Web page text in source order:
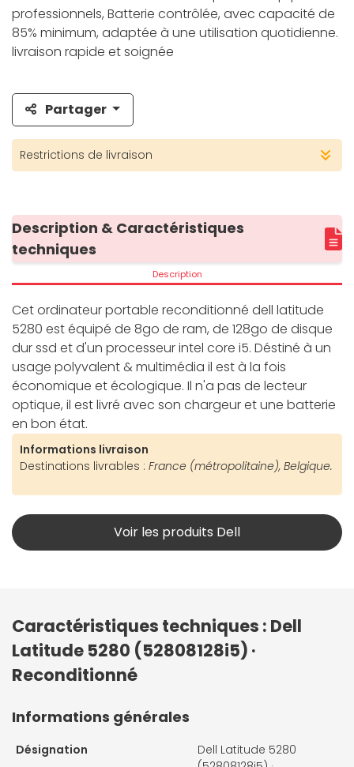
professionnels, Batterie contrôlée, avec capacité de
85% minimum, adaptée à une utilisation quotidienne.
livraison rapide et soignée
Partager
Restrictions de livraison
Description & Caractéristiques
techniques
Description
Cet ordinateur portable reconditionné dell latitude
5280 est équipé de 8go de ram, de 128go de disque
dur ssd et d'un processeur intel core i5. Déstiné à un
usage polyvalent & multimédia il est à la fois
économique et écologique. Il n'a pas de lecteur
optique, il est livré avec son chargeur et une batterie
en bon état.
Informations livraison
Destinations livrables : France (métropolitaine), Belgique.
Voir les produits Dell
Caractéristiques techniques : Dell
Latitude 5280 (52808128i5) ·
Reconditionné
Informations générales
Désignation
Dell Latitude 5280